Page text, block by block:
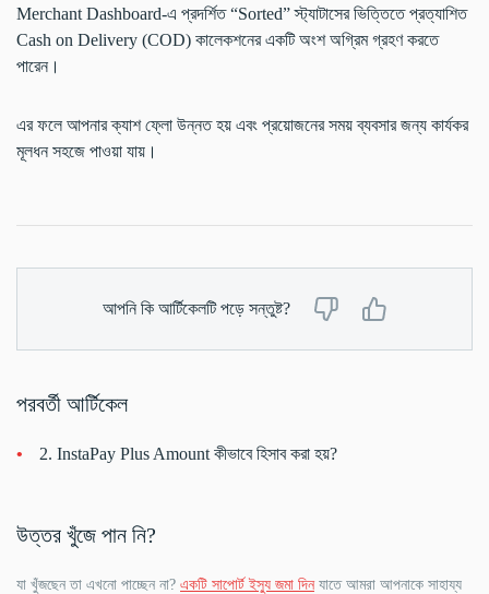
Merchant Dashboard-এ প্রদর্শিত “Sorted” স্ট্যাটাসের ভিত্তিতে প্রত্যাশিত
Cash on Delivery (COD) কালেকশনের একটি অংশ অগ্রিম গ্রহণ করতে
পারেন।
এর ফলে আপনার ক্যাশ ফ্লো উন্নত হয় এবং প্রয়োজনের সময় ব্যবসার জন্য কার্যকর
মূলধন সহজে পাওয়া যায়।
আপনি কি আর্টিকেলটি পড়ে সন্তুষ্ট?
পরবর্তী আর্টিকেল
2. InstaPay Plus Amount কীভাবে হিসাব করা হয়?
উত্তর খুঁজে পান নি?
যা খুঁজছেন তা এখনো পাচ্ছেন না? একটি সাপোর্ট ইস্যু জমা দিনযাতে আমরা আপনাকে সাহায্য